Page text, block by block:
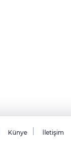
Künye İletişim